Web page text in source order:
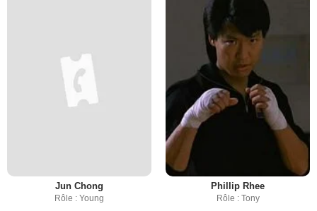
Jun Chong
Rôle : Young
Phillip Rhee
Rôle : Tony